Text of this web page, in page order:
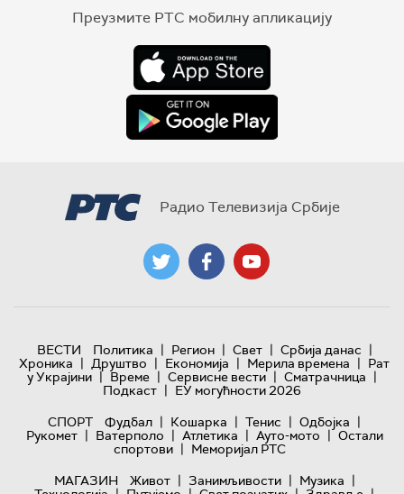
Преузмите РТС мобилну апликацију
Радио Телевизија Србије
ВЕСТИ Политика | Регион | Свет | Србија данас |
Хроника | Друштво | Економија | Мерила времена | Рат
у Украјини | Време | Сервисне вести | Сматрачница |
Подкаст | ЕУ могућности 2026
СПОРТ
Фудбал | Кошарка | Тенис | Одбојка |
Рукомет | Ватерполо | Атлетика | Ауто-мото | Остали
спортови | Меморијал РТС
МАГАЗИН
Живот | Занимљивости | Музика |